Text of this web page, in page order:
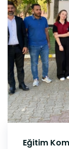
Eğitim